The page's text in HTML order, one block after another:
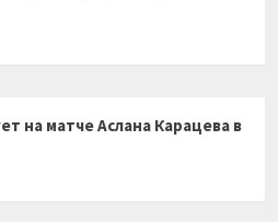
на матче Аслана Карацева в